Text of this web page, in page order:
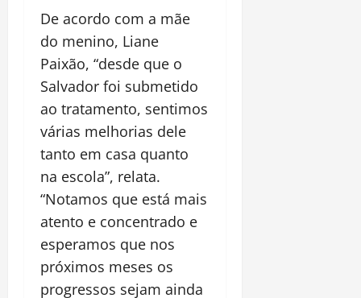
De acordo com a mãe
do menino, Liane
Paixão, “desde que o
Salvador foi submetido
ao tratamento, sentimos
várias melhorias dele
tanto em casa quanto
na escola”, relata.
“Notamos que está mais
atento e concentrado e
esperamos que nos
próximos meses os
progressos sejam ainda